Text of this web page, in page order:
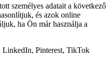
személyes adatait a következő
és azok online
ha Ön már használja a
Pinterest, TikTok